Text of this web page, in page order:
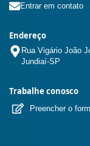
Entrar em contato
Endereço
Rua Vigário João
Jundiaí-SP
Trabalhe conosco
Preencher o